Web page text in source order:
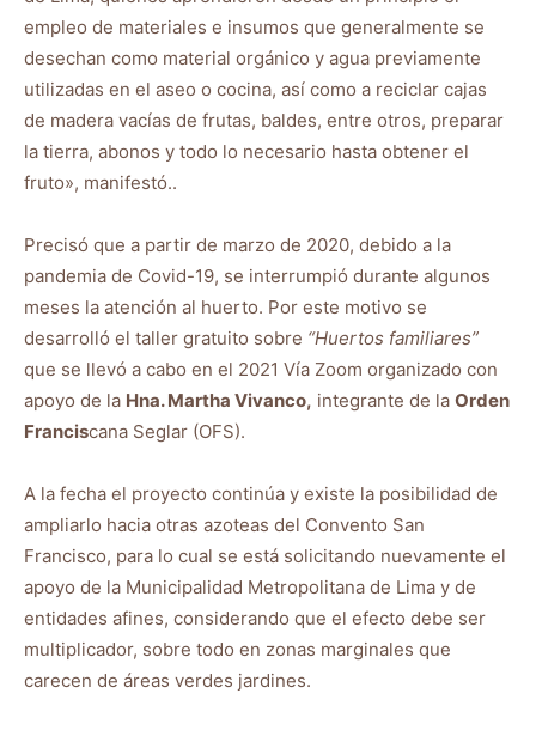
empleo de materiales e insumos que generalmente se
desechan como material orgánico y agua previamente
utilizadas en el aseo o cocina, así como a reciclar cajas
de madera vacías de frutas, baldes, entre otros, preparar
la tierra, abonos y todo lo necesario hasta obtener el
fruto», manifestó..
Precisó que a partir de marzo de 2020, debido a la
pandemia de Covid-19, se interrumpió durante algunos
meses la atención al huerto. Por este motivo se
desarrolló el taller gratuito sobre “Huertos familiares”
que se llevó a cabo en el 2021 Vía Zoom organizado con
apoyo de la Hna. Martha Vivanco, integrante de la Orden
Franciscana Seglar (OFS).
A la fecha el proyecto continúa y existe la posibilidad de
ampliarlo hacia otras azoteas del Convento San
Francisco, para lo cual se está solicitando nuevamente el
apoyo de la Municipalidad Metropolitana de Lima y de
entidades afines, considerando que el efecto debe ser
multiplicador, sobre todo en zonas marginales que
carecen de áreas verdes jardines.